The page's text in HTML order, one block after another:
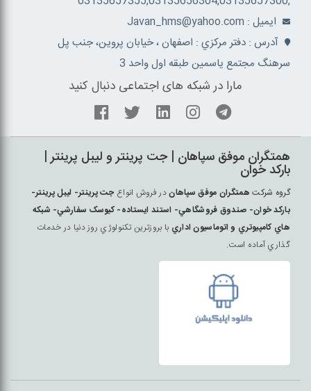
ايميل : Javan_hms@yahoo.com
آدرس : دفتر مرکزي : اصفهان ، خيابان پروين، جنب پل
سرهنگ مجتمع ياسمين طبقه اول واحد 3
مارا در شبکه های اجتماعی دنبال کنید
همتگران موفق سپاهان | جت پرينتر و ليبل پرينتر |
بارکد خوان
گروه شرکت همتگران موفق سپاهاندر فروش انواع جت پرينتر- ليبل پرينتر-
بارکد خوان- صندوق فروشگاهي- استند ايستاده- کيوسک سفارشي- شبکه
هاي کامپيوتري و اتوماسيون اداري با بروزترين تکنولوژي روز دنيا در خدمات
گذاري آماده است.